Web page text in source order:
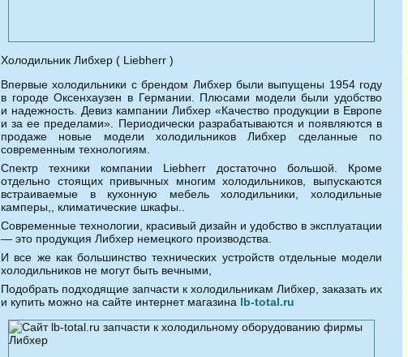
Холодильник Либхер ( Liebherr )
Впервые холодильники с брендом Либхер были выпущены 1954 году
в городе Оксенхаузен в Германии. Плюсами модели были удобство
и надежность. Девиз кампании Либхер «Качество продукции в Европе
и за ее пределами». Периодически разрабатываются и появляются в
продаже новые модели холодильников Либхер сделанные по
современным технологиям.
Спектр техники компании Liebherr достаточно большой. Кроме
отдельно стоящих привычных многим холодильников, выпускаются
встраиваемые в кухонную мебель холодильники, холодильные
камперы,, климатические шкафы..
Современные технологии, красивый дизайн и удобство в эксплуатации
— это продукция Либхер немецкого производства.
И все же как большинство технических устройств отдельные модели
холодильников не могут быть вечными,
Подобрать подходящие запчасти к холодильникам Либхер, заказать их
и купить можно на сайте интернет магазина lb-total.ru